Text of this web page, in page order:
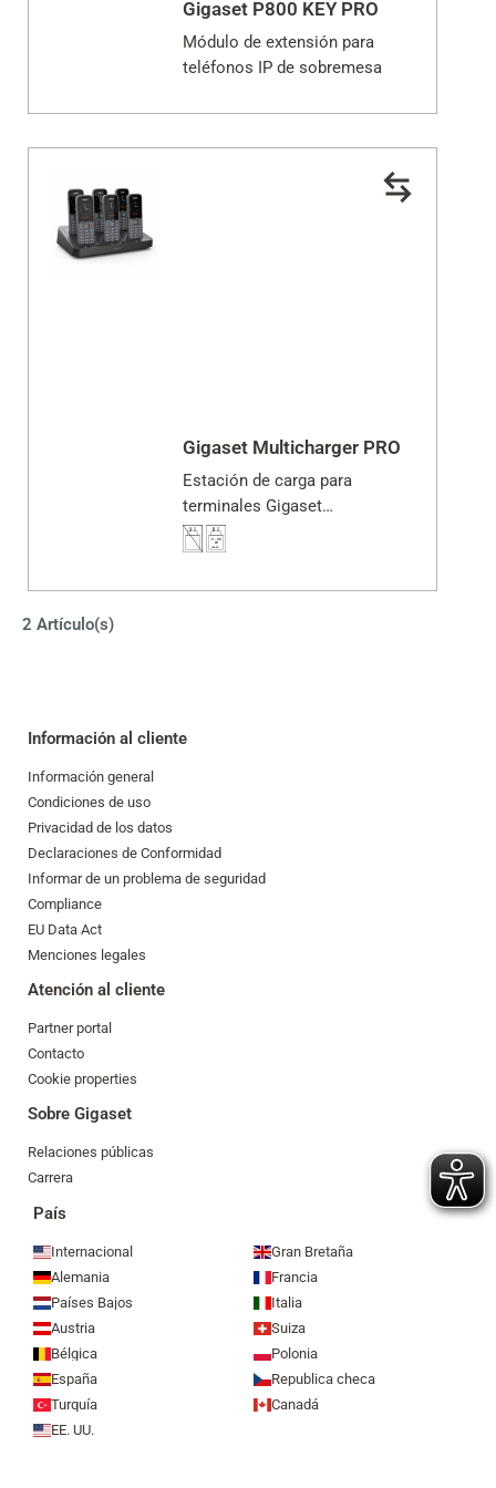
Gigaset P800 KEY PRO
Módulo de extensión para
teléfonos IP de sobremesa
Gigaset Multicharger PRO
Estación de carga para
terminales Gigaset
Professional
2 Artículo(s)
Información al cliente
Información general
Condiciones de uso
Privacidad de los datos
Declaraciones de Conformidad
Informar de un problema de seguridad
Compliance
EU Data Act
Menciones legales
Atención al cliente
Partner portal
Contacto
Cookie properties
Sobre Gigaset
Relaciones públicas
Carrera
País
Internacional
Gran Bretaña
Alemania
Francia
Países Bajos
Italia
Austria
Suiza
Bélgica
Polonia
España
Republica checa
Turquía
Canadá
EE. UU.